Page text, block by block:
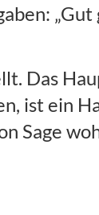
„Gut
Das
ist ein
Sage